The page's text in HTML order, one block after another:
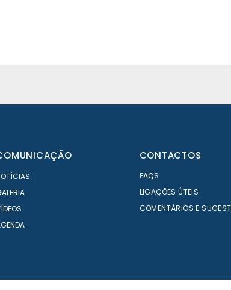
CONTACTOS
FAQS
LIGAÇÕES ÚTEIS
COMENTÁRIOS E